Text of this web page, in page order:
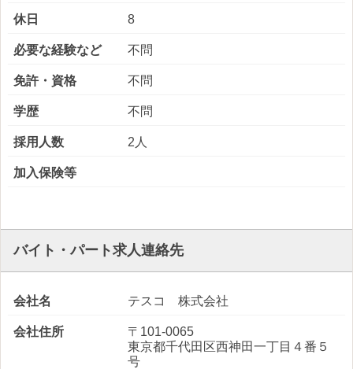
休日 8
必要な経験など 不問
免許・資格 不問
学歴 不問
採用人数 2人
加入保険等
バイト・パート求人連絡先
会社名 テスコ 株式会社
会社住所
〒101-0065
東京都千代田区西神田一丁目４番５
号